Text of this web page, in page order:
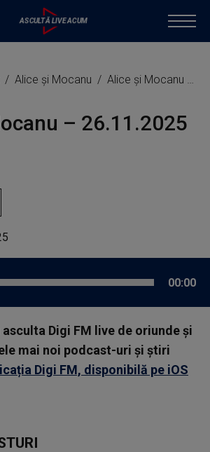
Alice și Mocanu Alice și Mocanu – 26.11.2025
– 26.11.2025
00:00
Digi FM live de oriunde și
mai noi podcast-uri și știri
Digi FM, disponibilă pe iOS